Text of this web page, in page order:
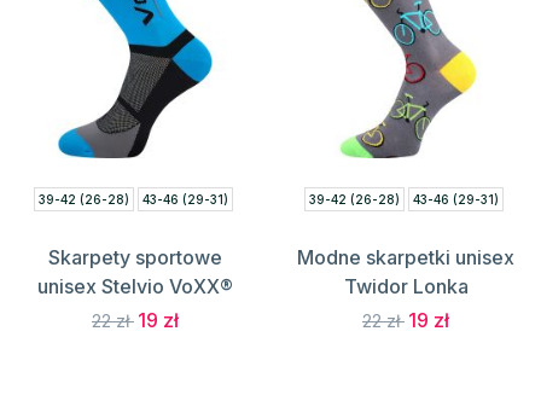
39-42 (26-28) 43-46 (29-31)
Skarpety sportowe
unisex Stelvio VoXX®
22 zł 19 zł
39-42 (26-28) 43-46 (29-31)
Modne skarpetki unisex
Twidor Lonka
22 zł 19 zł